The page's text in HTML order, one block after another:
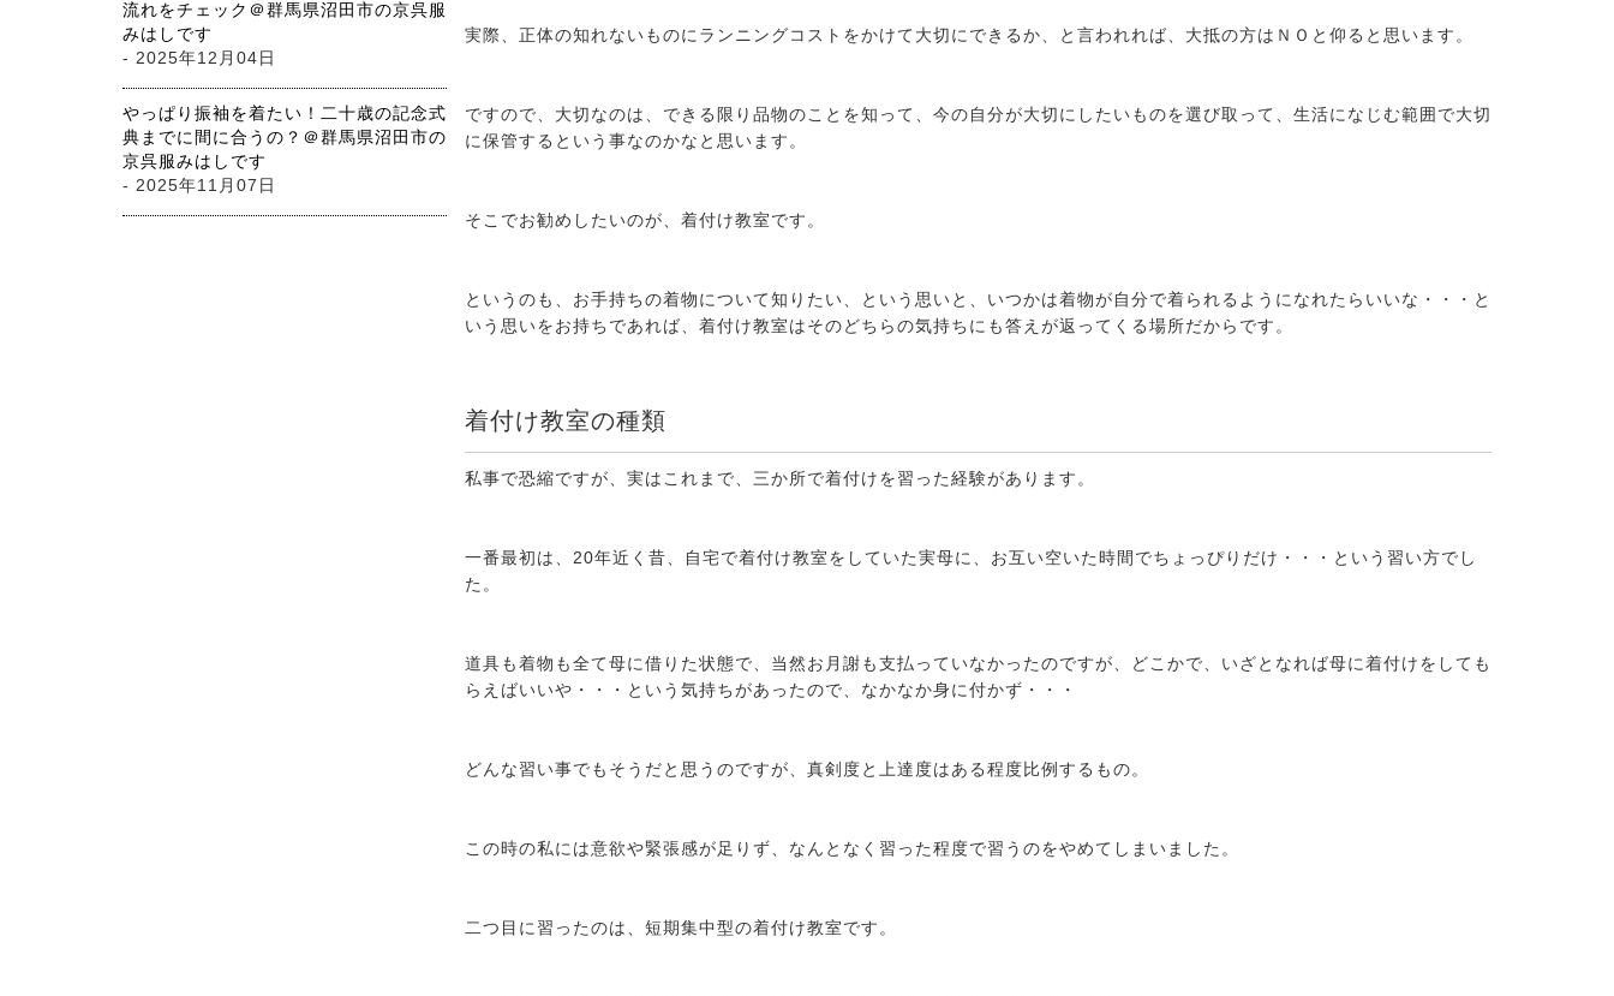
流れをチェック＠群馬県沼田市の京呉服
みはしです
- 2025年12月04日
やっぱり振袖を着たい！二十歳の記念式
典までに間に合うの？＠群馬県沼田市の
京呉服みはしです
- 2025年11月07日
実際、正体の知れないものにランニングコストをかけて大切にできるか、と言われれば、大抵の方はＮＯと仰ると思います。
ですので、大切なのは、できる限り品物のことを知って、今の自分が大切にしたいものを選び取って、生活になじむ範囲で大切
に保管するという事なのかなと思います。
そこでお勧めしたいのが、着付け教室です。
というのも、お手持ちの着物について知りたい、という思いと、いつかは着物が自分で着られるようになれたらいいな・・・と
いう思いをお持ちであれば、着付け教室はそのどちらの気持ちにも答えが返ってくる場所だからです。
着付け教室の種類
私事で恐縮ですが、実はこれまで、三か所で着付けを習った経験があります。
一番最初は、20年近く昔、自宅で着付け教室をしていた実母に、お互い空いた時間でちょっぴりだけ・・・という習い方でし
た。
道具も着物も全て母に借りた状態で、当然お月謝も支払っていなかったのですが、どこかで、いざとなれば母に着付けをしても
らえばいいや・・・という気持ちがあったので、なかなか身に付かず・・・
どんな習い事でもそうだと思うのですが、真剣度と上達度はある程度比例するもの。
この時の私には意欲や緊張感が足りず、なんとなく習った程度で習うのをやめてしまいました。
二つ目に習ったのは、短期集中型の着付け教室です。